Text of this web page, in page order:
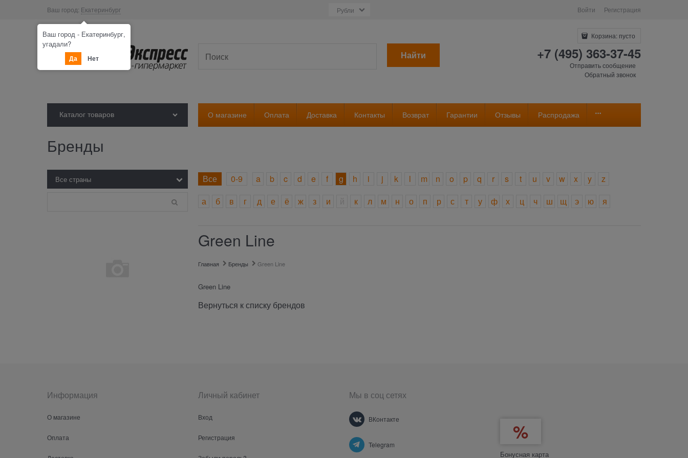
Ваш город: Екатеринбург Войти Регистрация
Найти
Корзина: пусто
+7 (495) 363-37-45
Отправить сообщение
Обратный звонок
Каталог товаров О магазине Оплата Доставка Контакты Возврат Гарантии Отзывы Распродажа
Бренды
Все 0-9 a b c d e f g h i j k l m n o p q r s t u v w x y
z
а
б в г д е ё ж з и к л м н о п р с т у ф х ц ч ш щ э ю я
Green Line
Главная Бренды Green Line
Green Line
Вернуться к списку брендов
Информация
О магазине
Оплата
Личный кабинет
Вход
Регистрация
Мы в соц сетях
ВКонтакте
Telegram
Бонусная карта
Ваш город - Екатеринбург,
угадали?
Да Нет